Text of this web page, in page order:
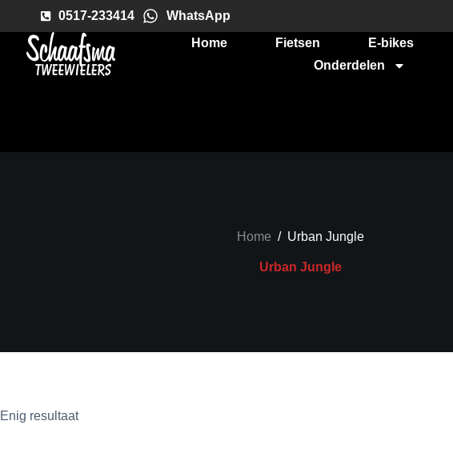
0517-233414
WhatsApp
Home
Fietsen E-bikes
Onderdelen
Home / Urban Jungle
Urban Jungle
Enig resultaat